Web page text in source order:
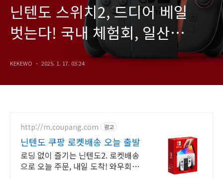
닌텐도 스위치2, 드디어 베일
벗는다! 국내 체험회, 일산
킨텍스에서 개최 예정
KEKEWO 2025. 1. 17. 03:24
http://m.coupang.com 광고
닌텐도 쿠팡 로켓배송 오늘 출발
로딩 없이 즐기는 닌텐도2. 로켓배송
으로 오늘 주문, 내일 도착! 와우회원